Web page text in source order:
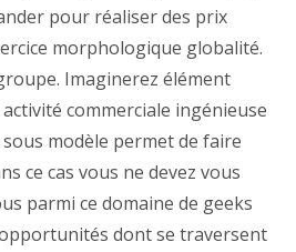
pour réaliser des prix
morphologique globalité.
Imaginerez élément
commerciale ingénieuse
modèle permet de faire
ce cas vous ne devez vous
parmi ce domaine de geeks
dont se traversent